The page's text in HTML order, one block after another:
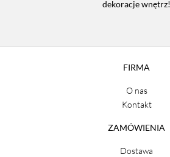
dekoracje wnętrz!
FIRMA
O nas
Kontakt
ZAMÓWIENIA
Dostawa